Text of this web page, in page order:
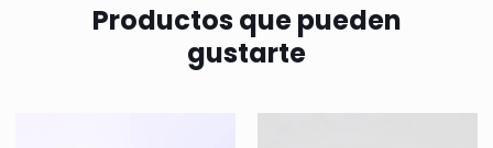
Productos que pueden
gustarte